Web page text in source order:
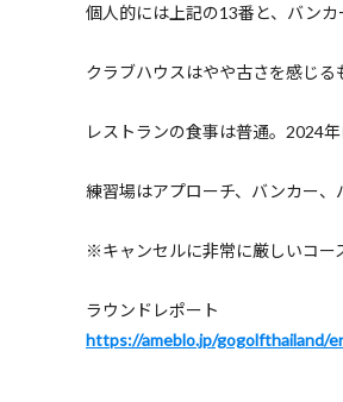
個人的には上記の13番と、バン
クラブハウスはやや古さを感じ
レストランの食事は普通。2024
練習場はアプローチ、バンカー、
※キャンセルに非常に厳しいコー
ラウンドレポート
https://ameblo.jp/gogolfthailand/